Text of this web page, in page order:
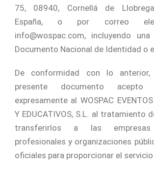
75, 08940, Cornellá de
España, o por correo
info@wospac.com, incluyendo
Documento Nacional de Identidad o
De conformidad con lo
presente documento
expresamente al WOSPAC EVENTOS
Y EDUCATIVOS, S.L. al tratamiento
transferirlos a las empresas
profesionales y organizaciones
oficiales para proporcionar el